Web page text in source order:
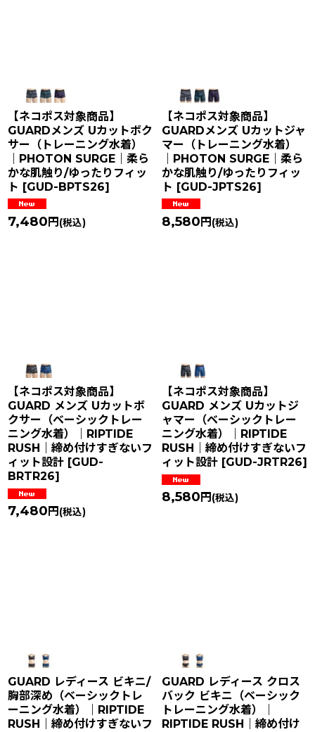
【ネコポス対象商品】
GUARDメンズ Uカットボク
サー（トレーニング水着）
｜PHOTON SURGE｜柔ら
かな肌触り/ゆったりフィッ
ト [GUD-BPTS26]
7,480 円 (税込)
【ネコポス対象商品】
GUARDメンズ Uカットジャ
マー（トレーニング水着）
｜PHOTON SURGE｜柔ら
かな肌触り/ゆったりフィッ
ト [GUD-JPTS26]
8,580 円 (税込)
【ネコポス対象商品】
GUARD メンズ Uカットボ
クサー（ベーシックトレー
ニング水着）｜RIPTIDE
RUSH｜締め付けすぎないフ
ィット設計 [GUD-
BRTR26]
7,480 円 (税込)
【ネコポス対象商品】
GUARD メンズ Uカットジ
ャマー（ベーシックトレー
ニング水着）｜RIPTIDE
RUSH｜締め付けすぎないフ
ィット設計 [GUD-JRTR26]
8,580 円 (税込)
GUARD レディース ビキニ/
胸部深め（ベーシックトレ
ーニング水着）｜RIPTIDE
RUSH｜締め付けすぎないフ
GUARD レディース クロス
バック ビキニ（ベーシック
トレーニング水着）｜
RIPTIDE RUSH｜締め付け